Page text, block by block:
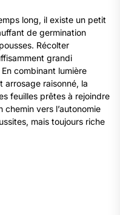
long, il existe un petit
de germination
Récolter
grandi
combinant lumière
raisonné, la
feuilles prêtes à rejoindre
chemin vers l’autonomie
mais toujours riche